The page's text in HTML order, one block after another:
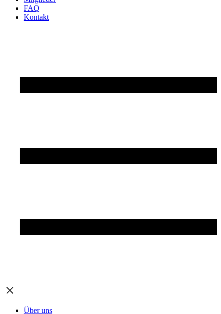
FAQ
Kontakt
Über uns